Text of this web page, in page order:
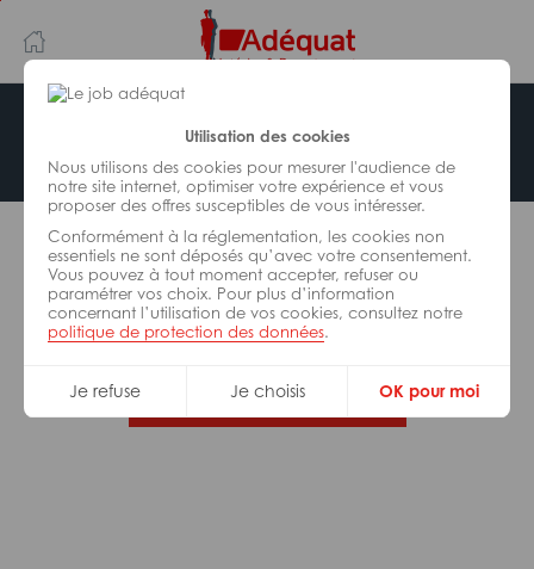
Utilisation des cookies
Nous utilisons des cookies pour mesurer l'audience de
notre site internet, optimiser votre expérience et vous
proposer des offres susceptibles de vous intéresser.
Conformément à la réglementation, les cookies non
essentiels ne sont déposés qu’avec votre consentement.
Vous pouvez à tout moment accepter, refuser ou
paramétrer vos choix. Pour plus d’information
concernant l’utilisation de vos cookies, consultez notre
politique de protection des données.
Je refuse Je choisis OK pour moi
au
contenu
principal
navigation
Offre indisponible
L’offre d’emploi que vous tentez de consulter n’est
plus disponible.
De nombreuses autres missions peuvent vous
correspondre, consultez toutes nos offres.
Trouvez votre job Adéquat !